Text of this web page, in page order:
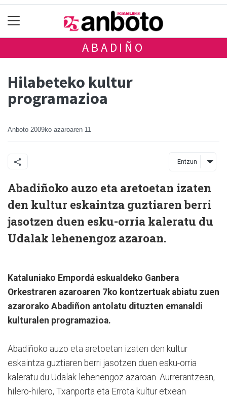
ABADIÑO
Hilabeteko kultur
programazioa
Anboto 2009ko azaroaren 11
Entzun
Abadiñoko auzo eta aretoetan izaten
den kultur eskaintza guztiaren berri
jasotzen duen esku-orria kaleratu du
Udalak lehenengoz azaroan.
Kataluniako Empordá eskualdeko Ganbera
Orkestraren azaroaren 7ko kontzertuak abiatu zuen
azarorako Abadiñon antolatu dituzten emanaldi
kulturalen programazioa.
Abadiñoko auzo eta aretoetan izaten den kultur
eskaintza guztiaren berri jasotzen duen esku-orria
kaleratu du Udalak lehenengoz azaroan. Aurrerantzean,
hilero-hilero, Txanporta eta Errota kultur etxean